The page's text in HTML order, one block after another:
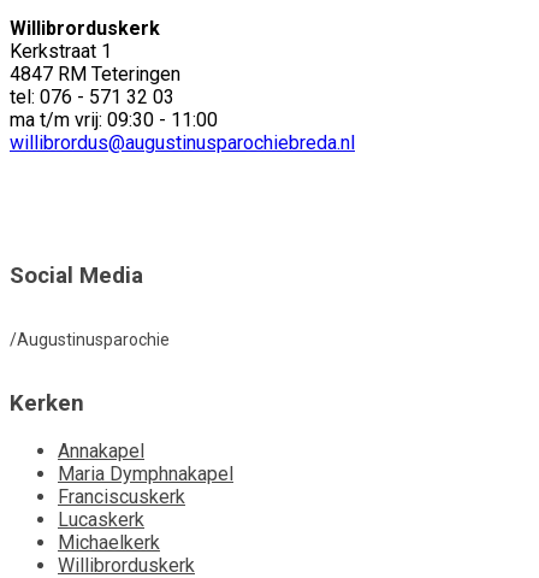
Willibrorduskerk
Kerkstraat 1
4847 RM Teteringen
tel: 076 - 571 32 03
ma t/m vrij: 09:30 - 11:00
willibrordus@augustinusparochiebreda.nl
Social Media
/Augustinusparochie
Kerken
Annakapel
Maria Dymphnakapel
Franciscuskerk
Lucaskerk
Michaelkerk
Willibrorduskerk